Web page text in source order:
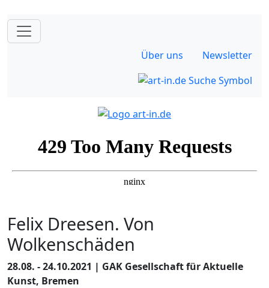
Über uns Newsletter
Felix Dreesen. Von
Wolkenschäden
28.08. - 24.10.2021 | GAK Gesellschaft für Aktuelle
Kunst, Bremen